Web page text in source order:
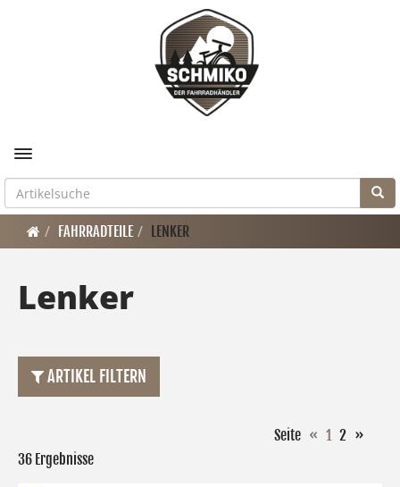
Toggle navigation
FAHRRADTEILE LENKER
Lenker
ARTIKEL FILTERN
Seite « 1 2 »
36 Ergebnisse